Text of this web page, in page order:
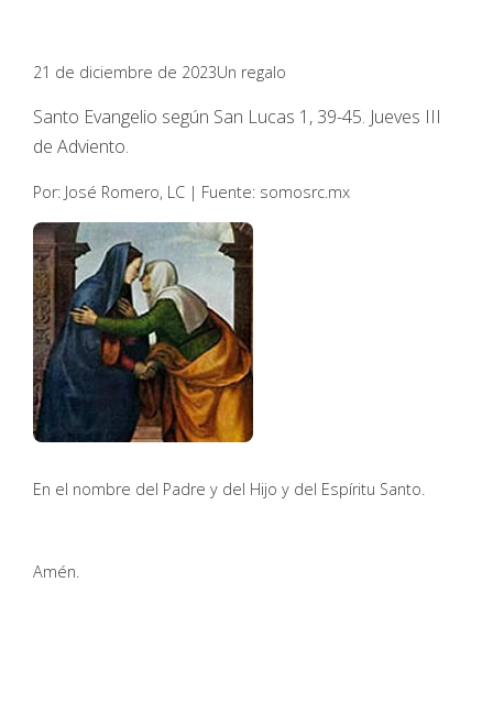
21 de diciembre de 2023Un regalo
Santo Evangelio según San Lucas 1, 39-45. Jueves III
de Adviento.
Por: José Romero, LC | Fuente: somosrc.mx
En el nombre del Padre y del Hijo y del Espíritu Santo.
Amén.